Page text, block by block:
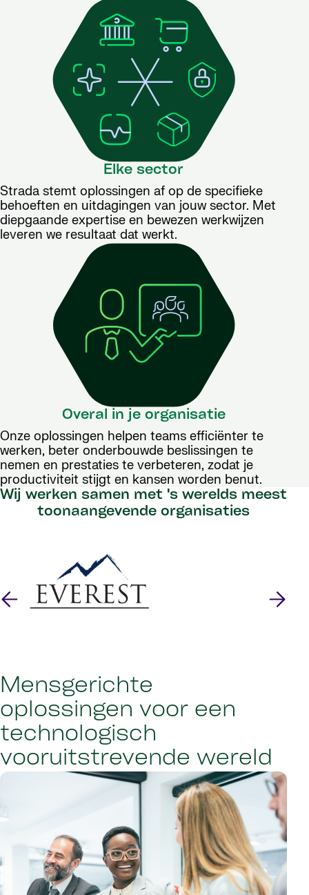
Elke sector
Strada stemt oplossingen af op de specifieke
behoeften en uitdagingen van jouw sector. Met
diepgaande expertise en bewezen werkwijzen
leveren we resultaat dat werkt.
Overal in je organisatie
Onze oplossingen helpen teams efficiënter te
werken, beter onderbouwde beslissingen te
nemen en prestaties te verbeteren, zodat je
productiviteit stijgt en kansen worden benut.
Wij werken samen met 's werelds meest
toonaangevende organisaties
Mensgerichte
oplossingen voor een
technologisch
vooruitstrevende wereld